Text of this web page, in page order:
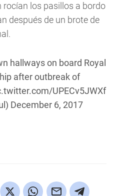
los pasillos a bordo
después de un brote de
hallways on board Royal
after outbreak of
UPECv5JWXf
December 6, 2017